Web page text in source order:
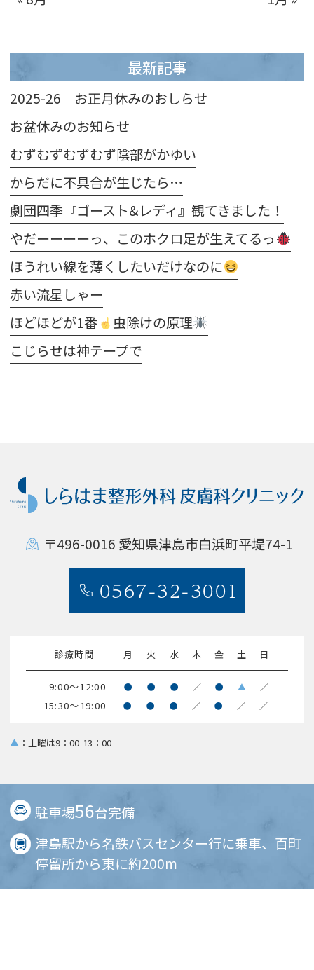
最新記事
2025-26 お正月休みのおしらせ
お盆休みのお知らせ
むずむずむずむず陰部がかゆい
からだに不具合が生じたら…
劇団四季『ゴースト&レディ』観てきました！
やだーーーーっ、このホクロ足が生えてるっ
ほうれい線を薄くしたいだけなのに
赤い流星しゃー
ほどほどが1番
虫除けの原理
こじらせは神テープで
〒496-0016 愛知県津島市白浜町平堤74-1
0567-32-3001
診療時間 月 火 水 木 金 土 日
9:00～12:00 ● ● ● ／ ● ▲ ／
15:30～19:00 ● ● ● ／ ● ／ ／
▲ ：土曜は9：00-13：00
駐車場56台完備
津島駅から名鉄バスセンター行に乗車、百町
停留所から東に約200m